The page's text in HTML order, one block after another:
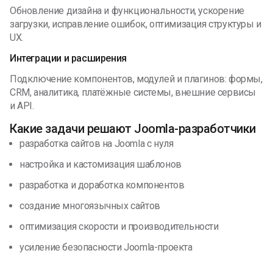
Обновление дизайна и функциональности, ускорение
загрузки, исправление ошибок, оптимизация структуры и
UX.
Интеграции и расширения
Подключение компонентов, модулей и плагинов: формы,
CRM, аналитика, платёжные системы, внешние сервисы
и API.
Какие задачи решают Joomla-разработчики
разработка сайтов на Joomla с нуля
настройка и кастомизация шаблонов
разработка и доработка компонентов
создание многоязычных сайтов
оптимизация скорости и производительности
усиление безопасности Joomla-проекта